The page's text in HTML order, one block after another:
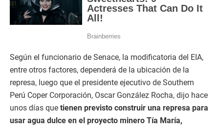
Según el funcionario de Senace, la modificatoria del EIA,
entre otros factores, dependerá de la ubicación de la
represa, luego que el presidente ejecutivo de Southern
Perú Coper Corporación, Oscar González Rocha, dijo hace
unos días que tienen previsto construir una represa para
usar agua dulce en el proyecto minero Tía María,